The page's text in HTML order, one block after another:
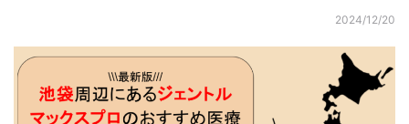
都道府県 検索
2024/12/20